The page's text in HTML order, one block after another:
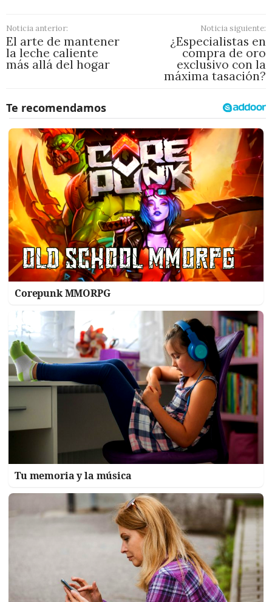
Noticia anterior:
El arte de mantener
la leche caliente
más allá del hogar
Noticia siguiente:
¿Especialistas en
compra de oro
exclusivo con la
máxima tasación?
Corepunk MMORPG
Tu memoria y la música